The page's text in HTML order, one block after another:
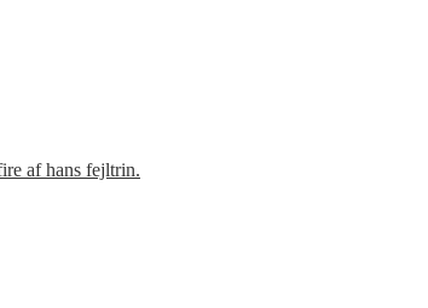
af hans fejltrin.